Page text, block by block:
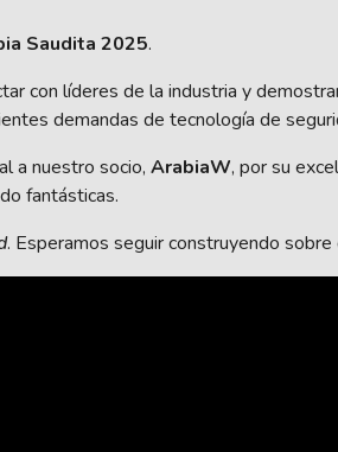
Saudita 2025.
con líderes de la industria y
demandas de tecnología de
a nuestro socio, ArabiaW, por su
fantásticas.
. Esperamos seguir construyendo